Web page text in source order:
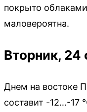
покрыто
маловероятна.
Вторник, 24
Днем на востоке
составит -12…-17